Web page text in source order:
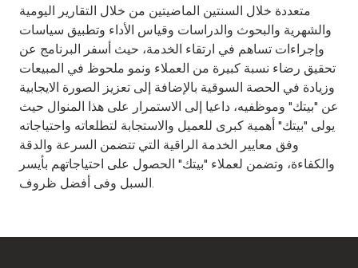
متعددة خلال السنتين الماضيتين من خلال التقارير اليومية
والشهرية والبحوث والدراسات وقياس الأداء وتطبيق سياسات
وإجراءات تساهم في ارتقاء الخدمة، حيث أسفر البرنامج عن
تحقيق رضاء نسبة كبيرة من العملاء ونمو ملحوظ في المبيعات
وزيادة في الحصة السوقية بالإضافة إلى تعزيز الصورة الايجابية
عن "بيتك" وموظفيه، داعيا إلى الاستمرار على هذا المنوال حيث
يولى "بيتك" أهمية كبرى للعميل والاستجابة لتطلعاته واحتياجاته
وفق معايير الخدمة الراقية التي تتضمن السرعة والدقة
والكفاءة، وتضمن لعملاء "بيتك" الحصول على احتياجاتهم بأيسر
السبل وفى أفضل ظروف.